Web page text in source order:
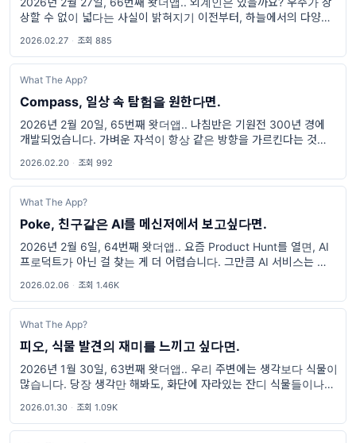
상할 수 없이 넓다는 사실이 밝혀지기 이전부터, 하늘에서의 다양한
름이 조금 변경된
2026.02.27 · 조회 885
What The App?
Compass, 일상 속 탐험을 원한다면.
2026년 2월 20일, 65번째 왓더앱.. 나침반은 기원전 300년 경에
개발되었습니다. 가벼운 자석이 항상 같은 방향을 가르킨다는 것은
반으로 길을 찾는
2026.02.20 · 조회 992
What The App?
Poke, 친구같은 AI를 메신저에서 보고싶다면.
2026년 2월 6일, 64번째 왓더앱.. 요즘 Product Hunt를 열면, AI
프로덕트가 아닌 걸 찾는 게 더 어렵습니다. 그만큼 AI 서비스는 쏟아
2026.02.06 · 조회 1.46K
What The App?
피오, 식물 발견의 재미를 느끼고 싶다면.
2026년 1월 30일, 63번째 왓더앱.. 우리 주변에는 생각보다 식물이
많습니다. 당장 생각만 해봐도, 화단에 자라있는 잔디 식물들이나 도
지 생각하면, 의
2026.01.30 · 조회 1.09K